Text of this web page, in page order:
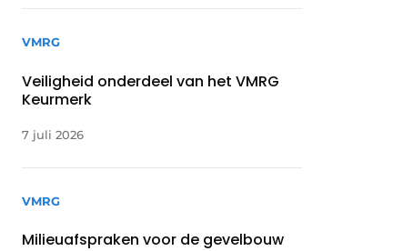
VMRG
Veiligheid onderdeel van het VMRG
Keurmerk
7 juli 2026
VMRG
Milieuafspraken voor de gevelbouw